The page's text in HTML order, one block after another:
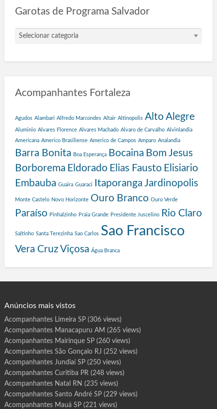
Garotas de Programa Salvador
o
s
o
g
r
m
a
v
a
o
Acompanhantes Fortaleza
Agudos Alambari Alfredo Marcondes Altair Altinopolis Alto Alegre
Aluminio Alvares Florence Alvares Machado Alvaro de Carvalho Alvinlandia
Americana Americo Brasiliense Americo de Campos Amparo Analandia
Barra Bonita Boa Esperança Bocaina Bom Jesus
Borborema Eldorado Elias Fausto Elisiario
Embauba Guaira Guaraci Itaporanga Jardinopolis
Monte Castelo Novo Horizonte Ouro Branco Ouro Verde
Paraíso Pinhalzinho Praia Grande Presidente Juscelino Rio Claro
Saltinho Santa Terezinha Sao Carlos Sao Francisco
Vera CruzViçosa Água Branca
Anúncios mais vistos
Acompanhantes Limeira SP(306 views)
Acompanhantes Manacapuru AM (265 views)
Acompanhantes Mairinque SP(260 views)
Acompanhantes São Gonçalo RJ (252 views)
Acompanhantes Jundiaí SP(250 views)
Acompanhantes Curitiba PR (248 views)
Acompanhantes Natal RN (235 views)
Acompanhantes Santo André SP(229 views)
Acompanhantes Mauá SP(221 views)